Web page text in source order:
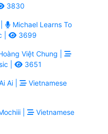
3830
Michael Learns To
| 3699
Việt Chung |
|
3651
Ai |
Vietnamese
|
Vietnamese